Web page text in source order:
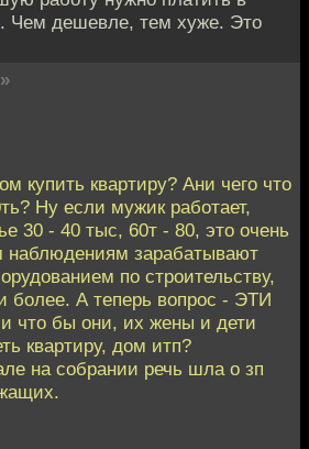
Чем дешевле, тем хуже. Это
»
купить квартиру? Ани чего что
Ну если мужик работает,
30 - 40 тыс, 60т - 80, это очень
наблюдениям зарабатывают
по строительству,
более. А теперь вопрос - ЭТИ
что бы они, их жены и дети
квартиру, дом итп?
на собрании речь шла о зп